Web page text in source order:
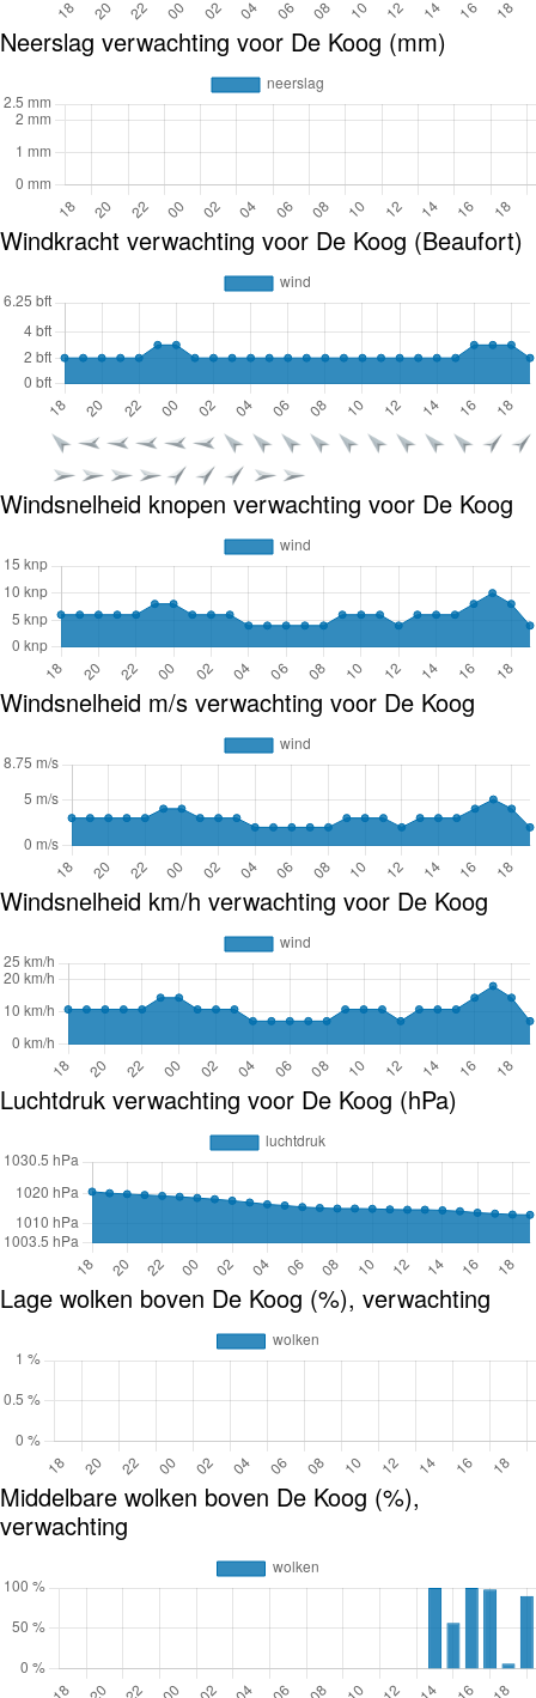
Neerslag verwachting voor De Koog (mm)
Windkracht verwachting voor De Koog (Beaufort)
Windsnelheid knopen verwachting voor De Koog
Windsnelheid m/s verwachting voor De Koog
Windsnelheid km/h verwachting voor De Koog
Luchtdruk verwachting voor De Koog (hPa)
Lage wolken boven De Koog (%), verwachting
Middelbare wolken boven De Koog (%),
verwachting